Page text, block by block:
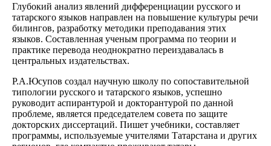
Глубокий анализ явлений дифференциации русского и
татарского языков направлен на повышение культуры речи
билингов, разработку методики преподавания этих
языков. Составленная ученым программа по теории и
практике перевода неоднократно переиздавалась в
центральных издательствах.
Р.А.Юсупов создал научную школу по сопоставительной
типологии русского и татарского языков, успешно
руководит аспирантурой и докторантурой по данной
проблеме, является председателем совета по защите
докторских диссертаций. Пишет учебники, составляет
программы, используемые учителями Татарстана и других